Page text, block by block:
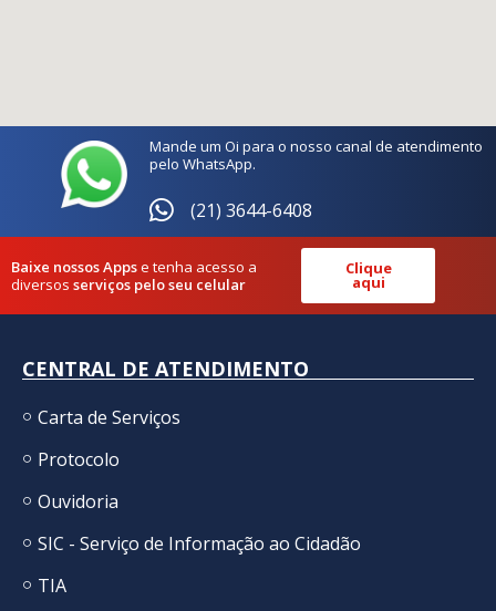
Mande um Oi para o nosso canal de atendimento
pelo WhatsApp.
(21) 3644-6408
Baixe nossos Appse tenha acesso a
diversos serviços pelo seu celular
Clique
aqui
CENTRAL DE ATENDIMENTO
Carta de Serviços
Protocolo
Ouvidoria
SIC - Serviço de Informação ao Cidadão
TIA